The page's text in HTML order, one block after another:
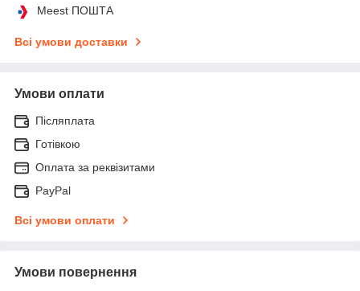
Meest ПОШТА
Всі умови доставки
Умови оплати
Післяплата
Готівкою
Оплата за реквізитами
PayPal
Всі умови оплати
Умови повернення